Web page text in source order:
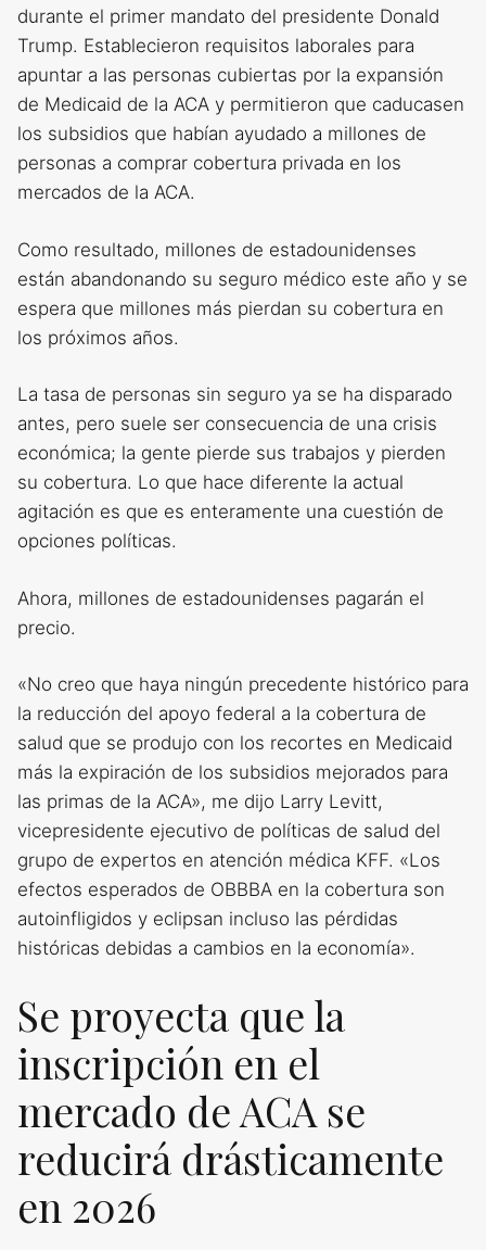
durante el primer mandato del presidente Donald
Trump. Establecieron requisitos laborales para
apuntar a las personas cubiertas por la expansión
de Medicaid de la ACA y permitieron que caducasen
los subsidios que habían ayudado a millones de
personas a comprar cobertura privada en los
mercados de la ACA.
Como resultado, millones de estadounidenses
están abandonando su seguro médico este año y se
espera que millones más pierdan su cobertura en
los próximos años.
La tasa de personas sin seguro ya se ha disparado
antes, pero suele ser consecuencia de una crisis
económica; la gente pierde sus trabajos y pierden
su cobertura. Lo que hace diferente la actual
agitación es que es enteramente una cuestión de
opciones políticas.
Ahora, millones de estadounidenses pagarán el
precio.
«No creo que haya ningún precedente histórico para
la reducción del apoyo federal a la cobertura de
salud que se produjo con los recortes en Medicaid
más la expiración de los subsidios mejorados para
las primas de la ACA», me dijo Larry Levitt,
vicepresidente ejecutivo de políticas de salud del
grupo de expertos en atención médica KFF. «Los
efectos esperados de OBBBA en la cobertura son
autoinfligidos y eclipsan incluso las pérdidas
históricas debidas a cambios en la economía».
Se proyecta que la
inscripción en el
mercado de ACA se
reducirá drásticamente
en 2026